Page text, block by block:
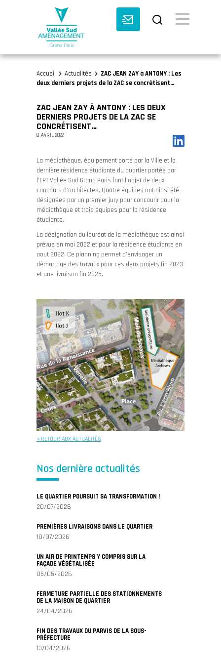
Accueil Actualités
ZAC JEAN ZAY à ANTONY : Les
deux derniers projets de la ZAC se concrétisent…
ZAC JEAN ZAY À ANTONY : LES DEUX
DERNIERS PROJETS DE LA ZAC SE
CONCRÉTISENT…
8 AVRIL 2022
La médiathèque, équipement porté par la Ville et la
dernière résidence étudiante du quartier portée par
l’EPT Vallée Sud Grand Paris font l’objet de deux
concours d’architectes. Quatre équipes ont ainsi été
désignées par un premier jury pour concourir pour la
médiathèque et trois équipes pour la résidence
étudiante.
La désignation du lauréat de la médiathèque est ainsi
prévue en mai 2022 et pour la résidence étudiante en
aout 2022. Ce planning permet d’envisager un
démarrage des travaux pour ces deux projets fin 2023
et une livraison fin 2025.
< RETOUR AUX ACTUALITÉS
Nos dernière actualités
LE QUARTIER POURSUIT SA TRANSFORMATION !
20/07/2026
PREMIÈRES LIVRAISONS DANS LE QUARTIER
10/07/2026
UN AIR DE PRINTEMPS Y COMPRIS SUR LA
FAÇADE VÉGÉTALISÉE
05/05/2026
FERMETURE PARTIELLE DES STATIONNEMENTS
DE LA MAISON DE QUARTIER
24/04/2026
FIN DES TRAVAUX DU PARVIS DE LA SOUS-
PRÉFECTURE
13/04/2026